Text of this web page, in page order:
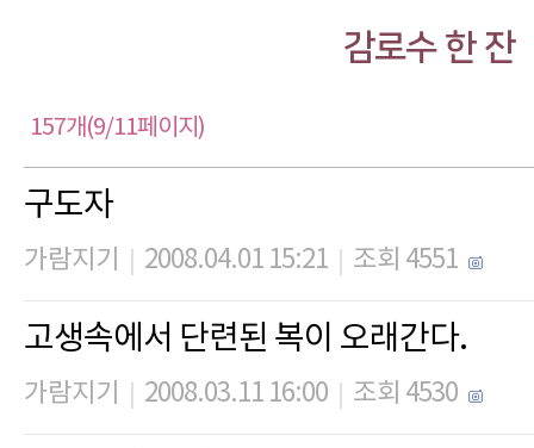
감로수 한 잔
157개(9/11페이지)
구도자
가람지기 2008.04.01 15:21 조회 4551
고생속에서 단련된 복이 오래간다.
가람지기 2008.03.11 16:00 조회 4530